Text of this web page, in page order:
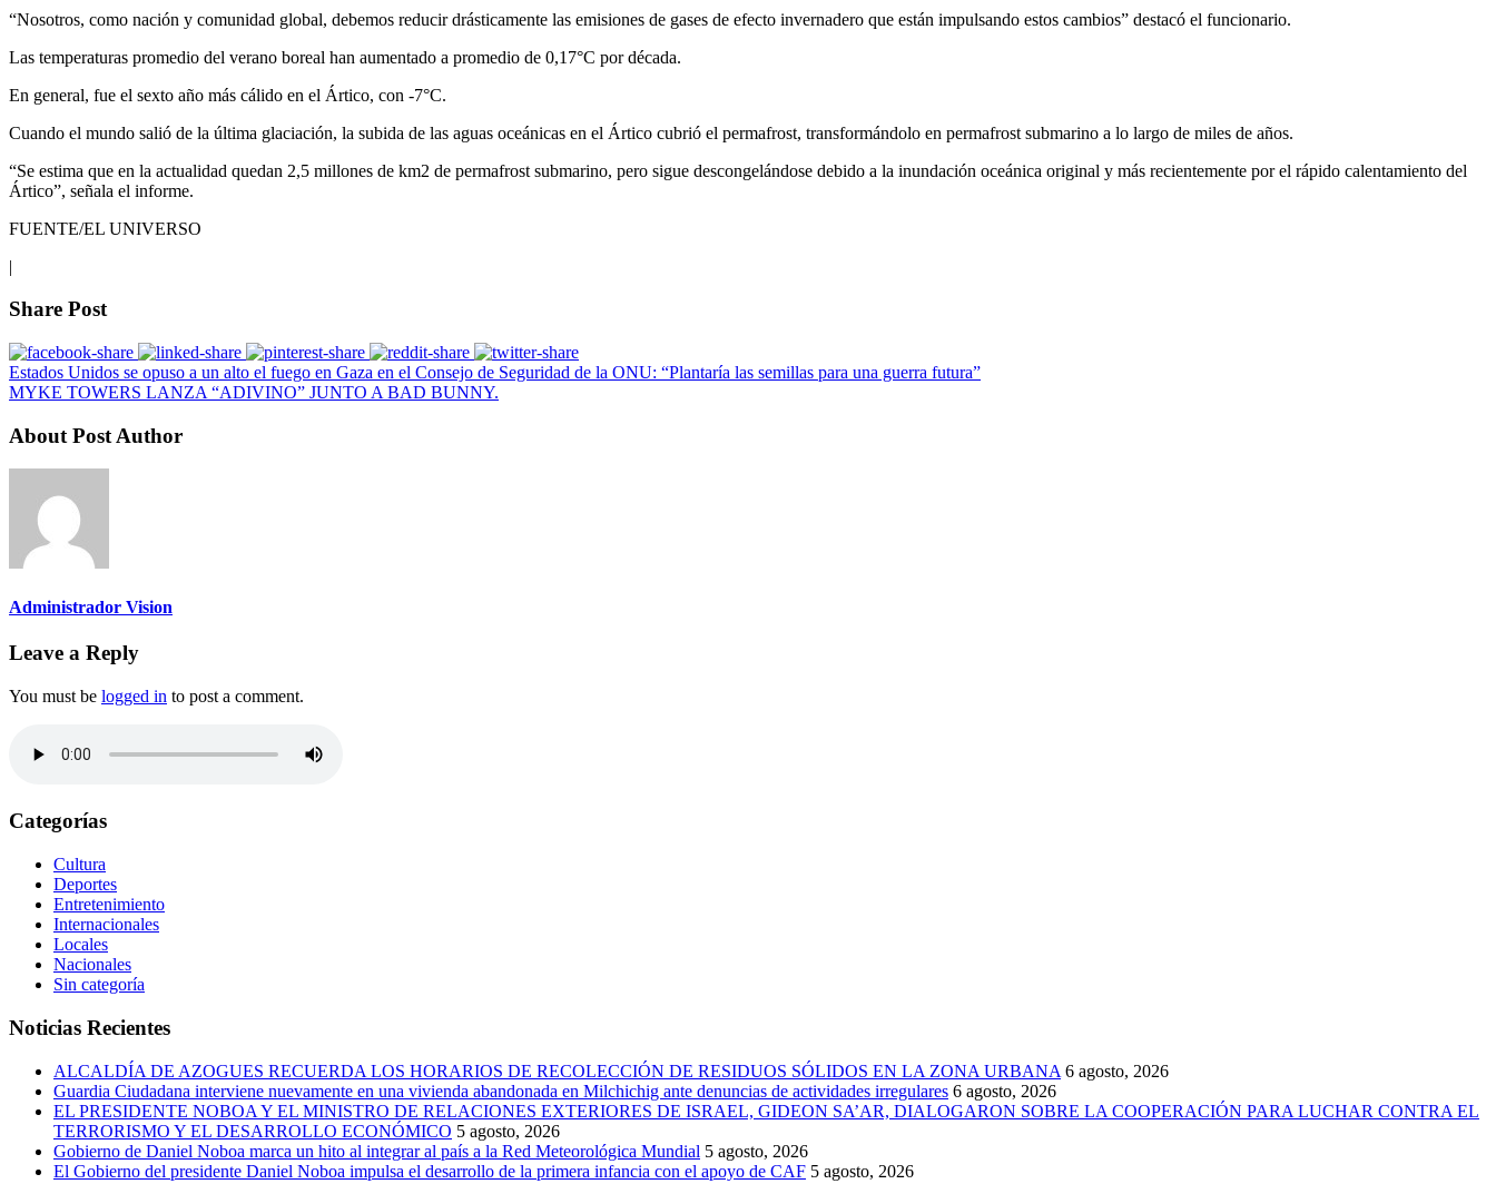
“Nosotros, como nación y comunidad global, debemos reducir drásticamente las emisiones de gases de efecto invernadero que están impulsando estos cambios” destacó el funcionario.
Las temperaturas promedio del verano boreal han aumentado a promedio de 0,17°C por década.
En general, fue el sexto año más cálido en el Ártico, con -7°C.
Cuando el mundo salió de la última glaciación, la subida de las aguas oceánicas en el Ártico cubrió el permafrost, transformándolo en permafrost submarino a lo largo de miles de años.
“Se estima que en la actualidad quedan 2,5 millones de km2 de permafrost submarino, pero sigue descongelándose debido a la inundación oceánica original y más recientemente por el rápido calentamiento del
Ártico”, señala el informe.
FUENTE/EL UNIVERSO
|
Share Post
Estados Unidos se opuso a un alto el fuego en Gaza en el Consejo de Seguridad de la ONU: “Plantaría las semillas para una guerra futura”
MYKE TOWERS LANZA “ADIVINO” JUNTO A BAD BUNNY.
About Post Author
Administrador Vision
Leave a Reply
You must be logged in to post a comment.
Categorías
Cultura
Deportes
Entretenimiento
Internacionales
Locales
Nacionales
Sin categoría
Noticias Recientes
ALCALDÍA DE AZOGUES RECUERDA LOS HORARIOS DE RECOLECCIÓN DE RESIDUOS SÓLIDOS EN LA ZONA URBANA 6 agosto, 2026
Guardia Ciudadana interviene nuevamente en una vivienda abandonada en Milchichig ante denuncias de actividades irregulares 6 agosto, 2026
EL PRESIDENTE NOBOA Y EL MINISTRO DE RELACIONES EXTERIORES DE ISRAEL, GIDEON SA’AR, DIALOGARON SOBRE LA COOPERACIÓN PARA LUCHAR CONTRA EL
TERRORISMO Y EL DESARROLLO ECONÓMICO 5 agosto, 2026
Gobierno de Daniel Noboa marca un hito al integrar al país a la Red Meteorológica Mundial 5 agosto, 2026
El Gobierno del presidente Daniel Noboa impulsa el desarrollo de la primera infancia con el apoyo de CAF 5 agosto, 2026